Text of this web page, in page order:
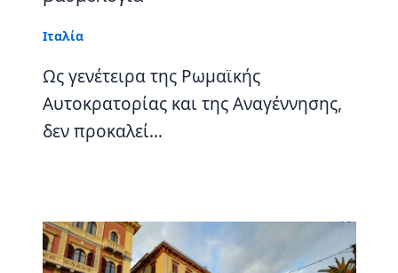
Ιταλία
Ως γενέτειρα της Ρωμαϊκής
Αυτοκρατορίας και της Αναγέννησης,
δεν προκαλεί…